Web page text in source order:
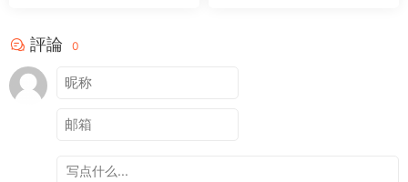
評論 0